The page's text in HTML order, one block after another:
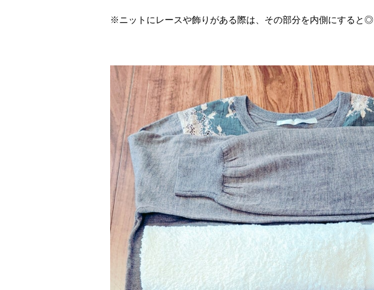
※ニットにレースや飾りがある際は、その部分を内側にすると◎